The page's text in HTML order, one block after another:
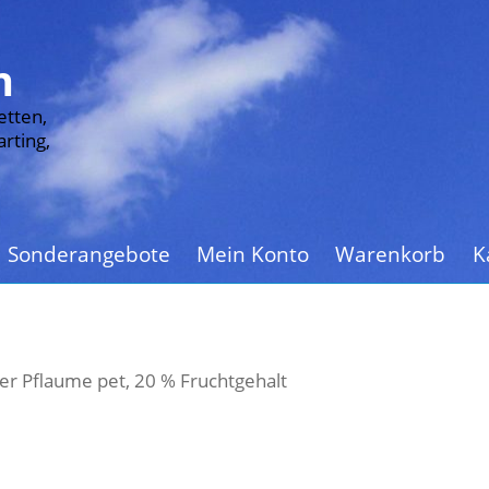
Sonderangebote Mein Konto Warenkorb
Pflaume pet, 20 % Fruchtgehalt